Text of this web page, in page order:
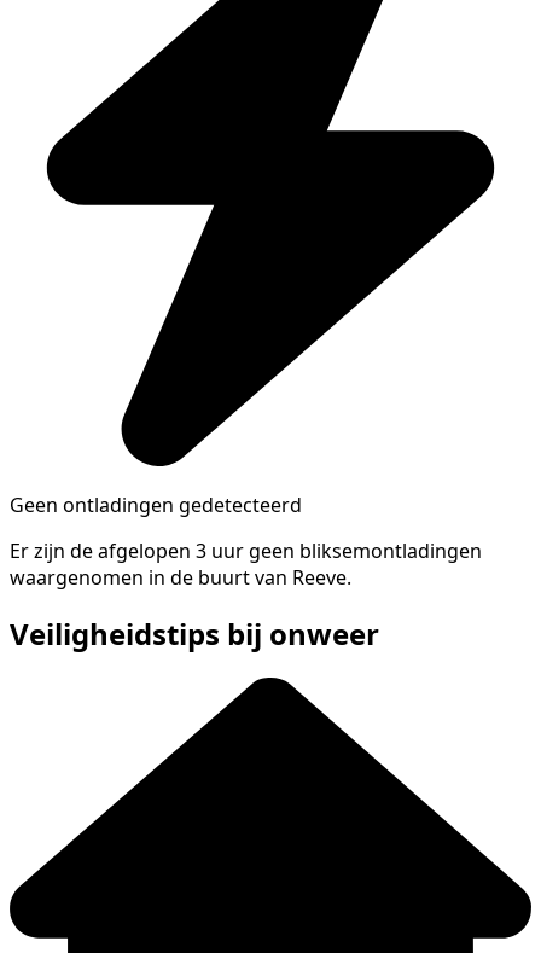
Geen ontladingen gedetecteerd
Er zijn de afgelopen 3 uur geen bliksemontladingen
waargenomen in de buurt van Reeve.
Veiligheidstips bij onweer